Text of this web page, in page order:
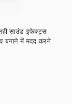
साउंड इफेक्ट्स
बनाने में मदद करने